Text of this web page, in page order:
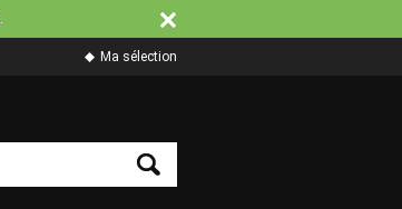
.
Ma sélection